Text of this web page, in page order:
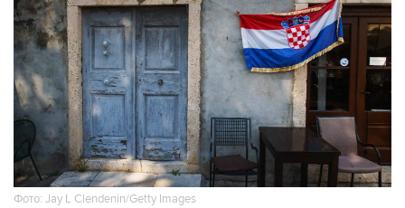
Фото: Jay L Clendenin/Getty Images